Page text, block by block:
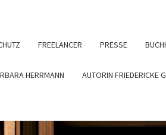
FREELANCER PRESSE
HERRMANN AUTORIN FRIEDERICKE